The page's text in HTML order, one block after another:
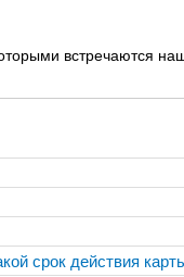
встречаются
срок действия